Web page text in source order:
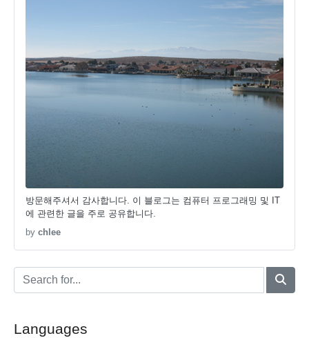
방문해주셔서 감사합니다. 이 블로그는 컴퓨터 프로그래밍 및 IT
에 관련한 글을 주로 공유합니다.
by chlee
Languages